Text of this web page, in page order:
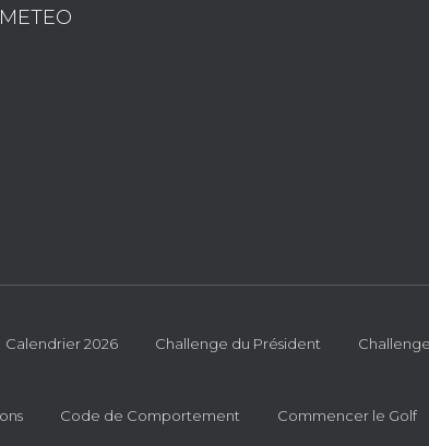
METEO
Calendrier 2026 Challenge du Président
Code de Comportement Commencer le Golf